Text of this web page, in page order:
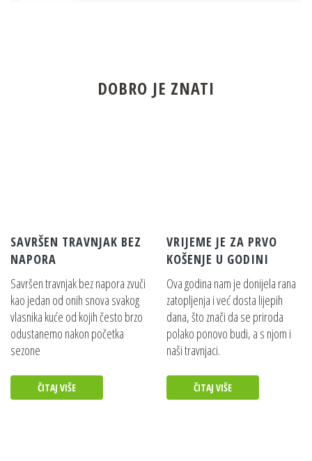
EGO POWER+ 12.0AH BATERIJA
EGO POWER+ PRO NOSAČ ZA
BATERIJE KIT (KOMPLET)
DOBRO JE ZNATI
SAVRŠEN TRAVNJAK BEZ
NAPORA
Savršen travnjak bez napora zvuči
kao jedan od onih snova svakog
vlasnika kuće od kojih često brzo
odustanemo nakon početka
sezone
ČITAJ VIŠE
VRIJEME JE ZA PRVO
KOŠENJE U GODINI
Ova godina nam je donijela rana
zatopljenja i već dosta lijepih
dana, što znači da se priroda
polako ponovo budi, a s njom i
naši travnjaci.
ČITAJ VIŠE